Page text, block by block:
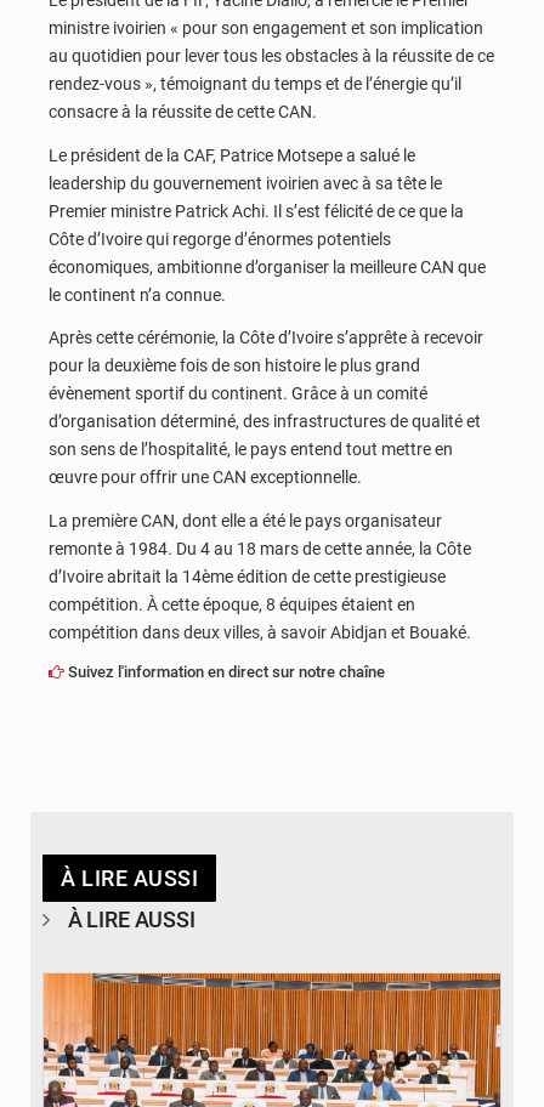
ministre ivoirien « pour son engagement et son implication
au quotidien pour lever tous les obstacles à la réussite de ce
rendez-vous », témoignant du temps et de l’énergie qu’il
consacre à la réussite de cette CAN.
Le président de la CAF, Patrice Motsepe a salué le
leadership du gouvernement ivoirien avec à sa tête le
Premier ministre Patrick Achi. Il s’est félicité de ce que la
Côte d’Ivoire qui regorge d’énormes potentiels
économiques, ambitionne d’organiser la meilleure CAN que
le continent n’a connue.
Après cette cérémonie, la Côte d’Ivoire s’apprête à recevoir
pour la deuxième fois de son histoire le plus grand
évènement sportif du continent. Grâce à un comité
d’organisation déterminé, des infrastructures de qualité et
son sens de l’hospitalité, le pays entend tout mettre en
œuvre pour offrir une CAN exceptionnelle.
La première CAN, dont elle a été le pays organisateur
remonte à 1984. Du 4 au 18 mars de cette année, la Côte
d’Ivoire abritait la 14ème édition de cette prestigieuse
compétition. À cette époque, 8 équipes étaient en
compétition dans deux villes, à savoir Abidjan et Bouaké.
Suivez l'information en direct sur notre chaîne
À LIRE AUSSI
À LIRE AUSSI